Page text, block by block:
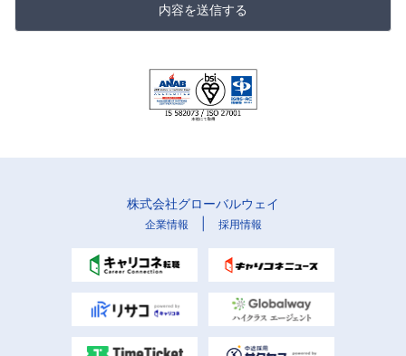
内容を送信する
株式会社グローバルウェイ
企業情報 採用情報